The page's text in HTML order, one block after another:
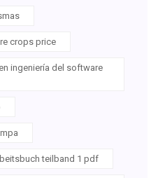
crops price
ingeniería del software
teilband 1 pdf